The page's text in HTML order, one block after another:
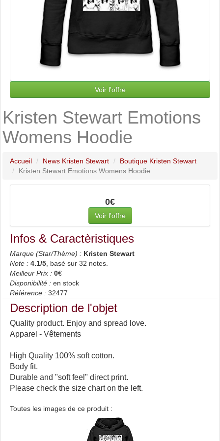
Voir l'offre
Kristen Stewart Emotions
Womens Hoodie
Accueil News Kristen Stewart
Boutique Kristen Stewart
Kristen Stewart Emotions Womens Hoodie
0€
Voir l'offre
Infos & Caractèristiques
Marque (Star/Thème) : Kristen Stewart
Note : 4.1/5 , basé sur 32 notes.
Meilleur Prix : 0€
Disponibilité : en stock
Référence : 32477
Description de l'objet
Quality product. Enjoy and spread love.
Apparel - Vêtements
High Quality 100% soft cotton.
Body fit.
Durable and "soft feel" direct print.
Please check the size chart on the left.
Toutes les images de ce produit :